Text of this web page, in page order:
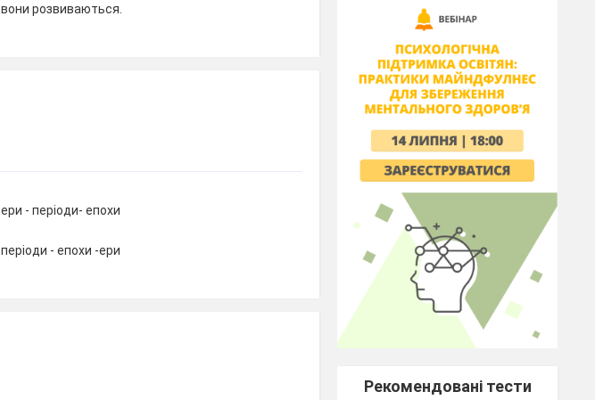
вони розвиваються.
ери - періоди- епохи
періоди - епохи -ери
Рекомендовані тести